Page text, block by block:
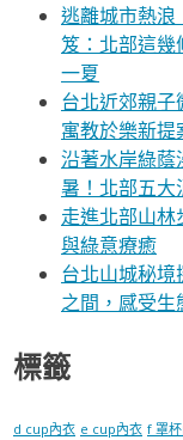
逃離城市熱浪
笈：北部這幾
一夏
台北近郊親子
寓教於樂新提
沿著水岸綠蔭
暑！北部五大
走進北部山
與綠意療癒
台北山城秘
之間，感受生
標籤
d cup內衣 e cup內衣 f 罩